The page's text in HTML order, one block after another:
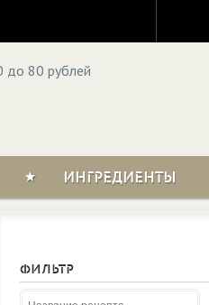
ИНГРЕДИЕНТЫ
ФИЛЬТР